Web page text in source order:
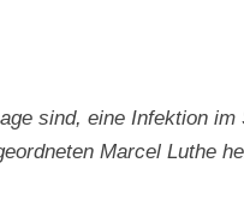
sind, eine Infektion im
Marcel Luthe